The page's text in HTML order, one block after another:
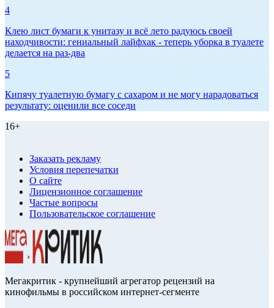
4
Клею лист бумаги к унитазу и всё лето радуюсь своей
находчивости: гениальный лайфхак - теперь уборка в туалете
делается на раз-два
5
Кипячу туалетную бумагу с сахаром и не могу нарадоваться
результату: оценили все соседи
16+
Заказать рекламу
Условия перепечатки
О сайте
Лицензионное соглашение
Частые вопросы
Пользовательское соглашение
Мегакритик - крупнейший агрегатор рецензий на
кинофильмы в российском интернет-сегменте